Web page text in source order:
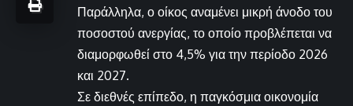
Παράλληλα, ο οίκος αναμένει μικρή άνοδο του
ποσοστού ανεργίας, το οποίο προβλέπεται να
διαμορφωθεί στο 4,5% για την περίοδο 2026
και 2027.
Σε διεθνές επίπεδο, η παγκόσμια οικονομία